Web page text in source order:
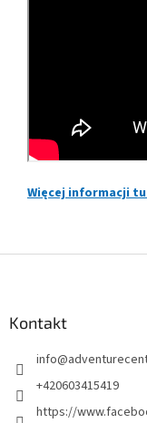
Więcej informacji
Kontakt
info@
+420603415419
https://